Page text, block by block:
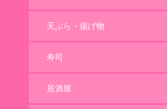
天ぷら・揚げ物
寿司
居酒屋